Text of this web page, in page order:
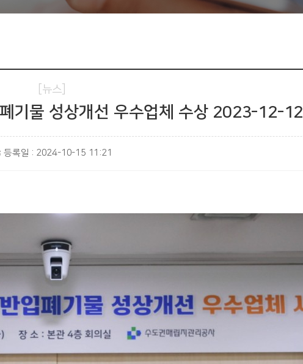
IK소식
뉴스
기물 성상개선 우수업체 수상 2023-12-12
등록일 : 2024-10-15 11:21